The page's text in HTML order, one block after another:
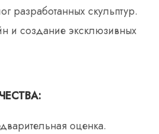
разработанных скульптур.
и создание эксклюзивных
оценка.